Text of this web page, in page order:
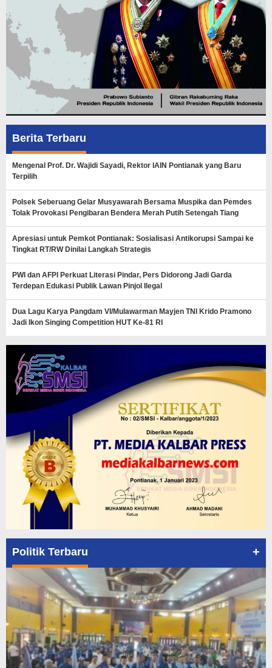
Berita Terbaru
Mengenal Prof. Dr. Wajidi Sayadi, Rektor IAIN Pontianak yang Baru
Terpilih
Polsek Seberuang Gelar Musyawarah Bersama Muspika dan Pemdes
Tolak Provokasi Pengibaran Bendera Merah Putih Setengah Tiang
Apresiasi untuk Pemkot Pontianak: Sosialisasi Antikorupsi Sampai ke
Tingkat RT/RW Dinilai Langkah Strategis
PWI dan AFPI Perkuat Literasi Pindar, Pers Didorong Jadi Garda
Terdepan Edukasi Publik Lawan Pinjol Ilegal
Dua Lagu Karya Pangdam VI/Mulawarman Mayjen TNI Krido Pramono
Jadi Ikon Singing Competition HUT Ke-81 RI
Politik Terbaru +